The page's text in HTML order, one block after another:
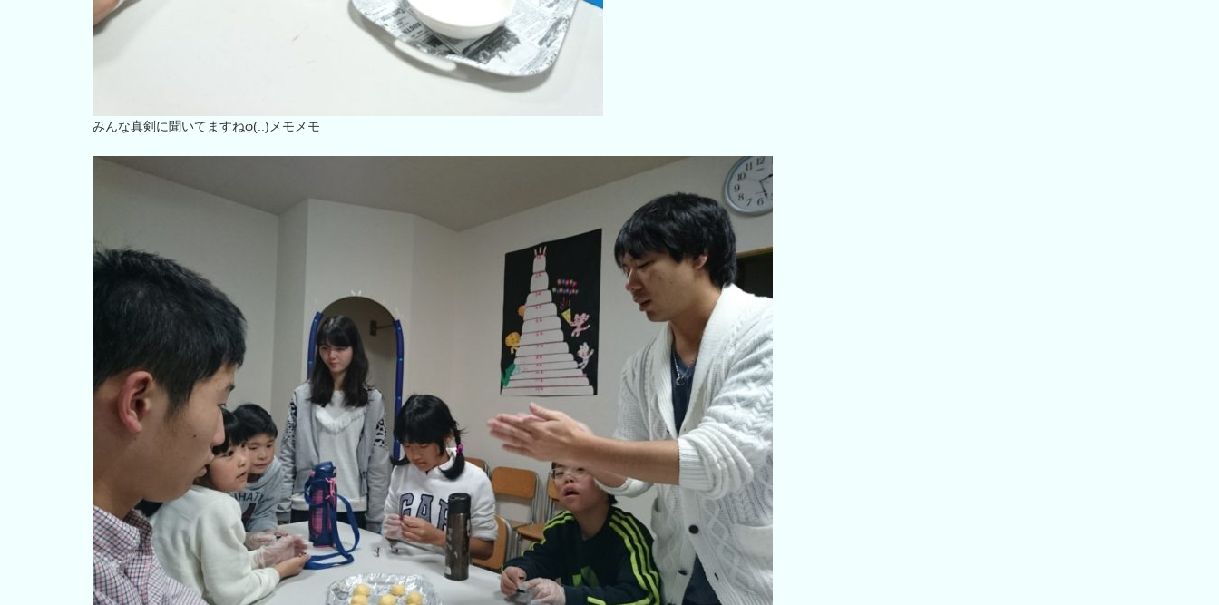
みんな真剣に聞いてますねφ(..)メモメモ